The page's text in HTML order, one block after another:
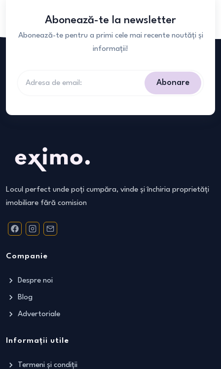
Abonează-te la newsletter
Abonează-te pentru a primi cele mai recente noutăți și
informații!
Abonare
Locul perfect unde poți cumpăra, vinde și închiria proprietăți
imobiliare fără comision
Companie
Despre noi
Blog
Advertoriale
Informații utile
Termeni și condiții